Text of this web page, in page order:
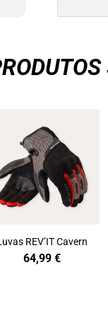
REV’IT Cavern
64,99 €